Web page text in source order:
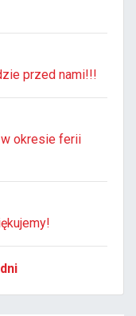
przed nami!!!
okresie ferii